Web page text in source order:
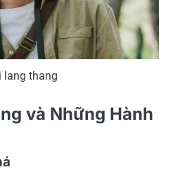
lang thang
và Những Hành